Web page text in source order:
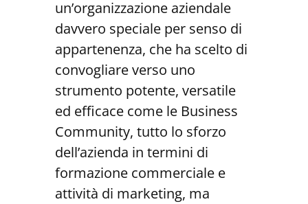
un’organizzazione aziendale
davvero speciale per senso di
appartenenza, che ha scelto di
convogliare verso uno
strumento potente, versatile
ed efficace come le Business
Community, tutto lo sforzo
dell’azienda in termini di
formazione commerciale e
attività di marketing, ma